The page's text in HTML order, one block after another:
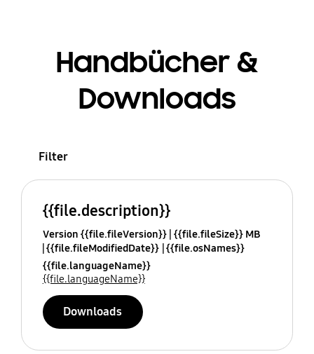
Handbücher &
Downloads
Filter
{{file.description}}
Version {{file.fileVersion}} {{file.fileSize}} MB
{{file.fileModifiedDate}} {{file.osNames}}
{{file.languageName}}
{{file.languageName}}
Downloads